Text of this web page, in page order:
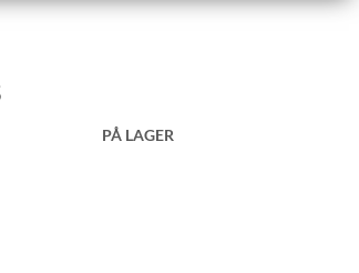
PÅ LAGER